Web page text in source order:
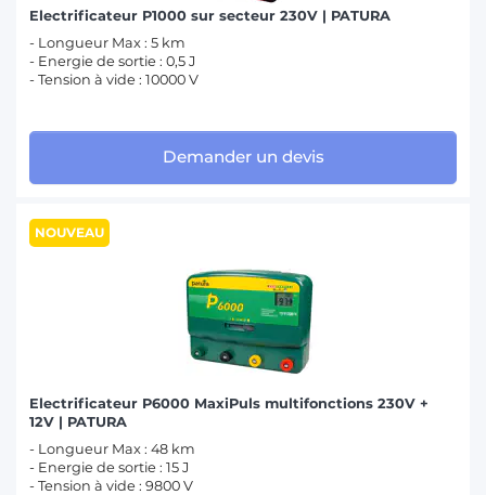
Electrificateur P1000 sur secteur 230V | PATURA
- Longueur Max : 5 km
- Energie de sortie : 0,5 J
- Tension à vide : 10000 V
Demander un devis
NOUVEAU
Electrificateur P6000 MaxiPuls multifonctions 230V +
12V | PATURA
- Longueur Max : 48 km
- Energie de sortie : 15 J
- Tension à vide : 9800 V